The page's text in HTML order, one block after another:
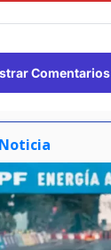
Comentarios